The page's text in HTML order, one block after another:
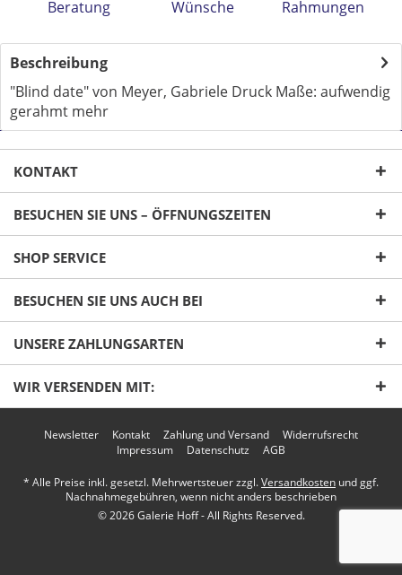
Ich habe die
Mit * gekennzeichnete Felder sind Pflichtfelder.
Senden
Beratung
Wünsche
Rahmungen
Beschreibung
"Blind date" von Meyer, Gabriele Druck Maße: aufwendig
gerahmt mehr
KONTAKT
BESUCHEN SIE UNS – ÖFFNUNGSZEITEN
SHOP SERVICE
BESUCHEN SIE UNS AUCH BEI
UNSERE ZAHLUNGSARTEN
WIR VERSENDEN MIT:
Newsletter Kontakt Zahlung und Versand
Widerrufsrecht
Impressum
Datenschutz AGB
* Alle Preise inkl. gesetzl. Mehrwertsteuer zzgl.Versandkosten und ggf.
Nachnahmegebühren, wenn nicht anders beschrieben
© 2026 Galerie Hoff - All Rights Reserved.